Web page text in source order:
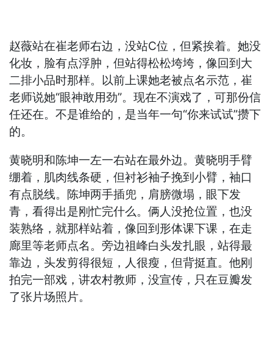
赵薇站在崔老师右边，没站C位，但紧挨着。她没
化妆，脸有点浮肿，但站得松松垮垮，像回到大
二排小品时那样。以前上课她老被点名示范，崔
老师说她“眼神敢用劲”。现在不演戏了，可那份信
任还在。不是谁给的，是当年一句“你来试试”攒下
的。
黄晓明和陈坤一左一右站在最外边。黄晓明手臂
绷着，肌肉线条硬，但衬衫袖子挽到小臂，袖口
有点脱线。陈坤两手插兜，肩膀微塌，眼下发
青，看得出是刚忙完什么。俩人没抢位置，也没
装熟络，就那样站着，像回到形体课下课，在走
廊里等老师点名。旁边祖峰白头发扎眼，站得最
靠边，头发剪得很短，人很瘦，但背挺直。他刚
拍完一部戏，讲农村教师，没宣传，只在豆瓣发
了张片场照片。